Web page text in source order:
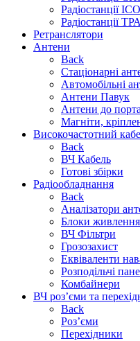
Радіостанції
Радіостанції
Ретранслятори
Антени
Back
Стаціонарні
Автомобільні
Антени Павук
Антени до
Магніти,
Високочастотний
Back
ВЧ Кабель
Готові збірки
Радіообладнання
Back
Аналізатори
Блоки живлення
ВЧ Фільтри
Грозозахист
Еквіваленти
Розподільчі
Комбайнери
ВЧ роз’єми та
Back
Роз’єми
Перехідники